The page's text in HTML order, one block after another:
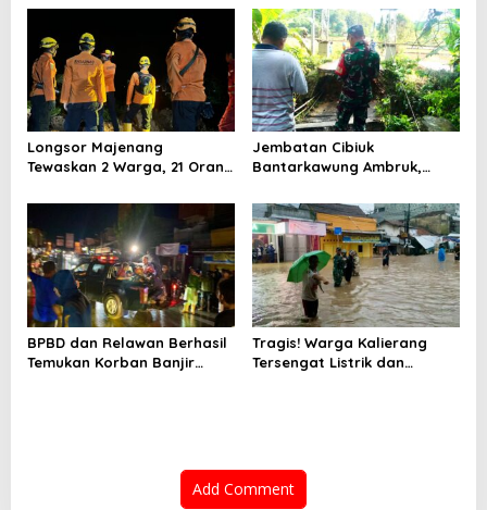
Gunakan 5 Metode
Pencarian
Khofifah Harumkan Brebes–
Tegal!
Longsor Majenang
Tewaskan 2 Warga, 21 Orang
Pencarian Tim SAR
Jembatan Cibiuk
Bantarkawung Ambruk,
Terperosok
BPBD dan Relawan Berhasil
Temukan Korban Banjir
Tragis! Warga Kalierang
Tersengat Listrik dan
Add Comment